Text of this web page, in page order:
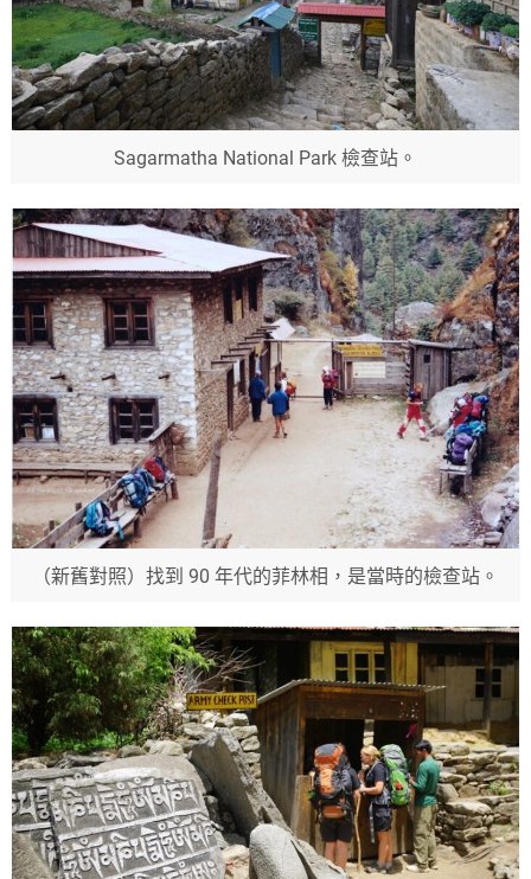
Sagarmatha National Park 檢查站。
（新舊對照）找到 90 年代的菲林相，是當時的檢查站。